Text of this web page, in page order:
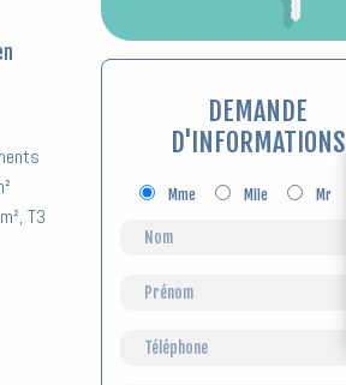
T3
DEMANDE
D'INFORMATIONS
Mme Mlle Mr